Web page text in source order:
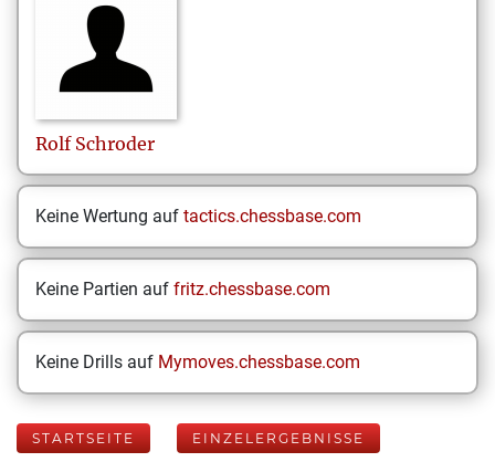
Rolf Schroder
Keine Wertung auf tactics.chessbase.com
Keine Partien auf fritz.chessbase.com
Keine Drills auf Mymoves.chessbase.com
STARTSEITE EINZELERGEBNISSE